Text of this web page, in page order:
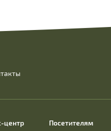
центр
Посетителям